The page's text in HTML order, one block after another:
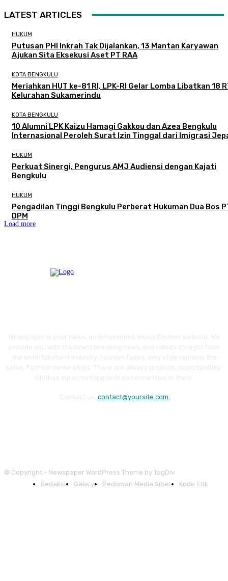
LATEST ARTICLES
HUKUM
Putusan PHI Inkrah Tak Dijalankan, 13 Mantan Karyawan
Ajukan Sita Eksekusi Aset PT RAA
KOTA BENGKULU
Meriahkan HUT ke-81 RI, LPK-RI Gelar Lomba Libatkan 18
Kelurahan Sukamerindu
KOTA BENGKULU
‎10 Alumni LPK Kaizu Hamagi Gakkou dan Azea Bengkulu
Internasional Peroleh Surat Izin Tinggal dari Imigrasi
HUKUM
Perkuat Sinergi, Pengurus AMJ Audiensi dengan Kajati
Bengkulu
HUKUM
Pengadilan Tinggi Bengkulu Perberat Hukuman Dua Bos
DPM
Load more
contact@yoursite.com
© Copyright - Newspaper WordPress Theme by TagDiv
Redaksi
Galery Pedoman Media Siber Kode Etik